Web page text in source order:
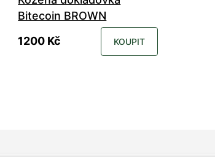
Bitecoin BROWN
1200 Kč
KOUPIT